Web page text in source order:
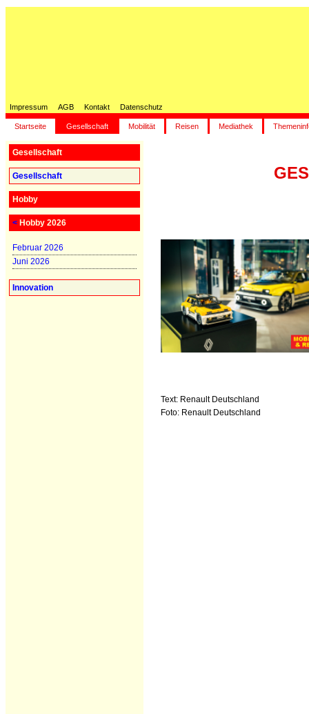
Impressum AGB Kontakt Datenschutz
Startseite Gesellschaft Mobilität Reisen Mediathek
Gesellschaft
Gesellschaft
Hobby
< Hobby 2026
Februar 2026
Juni 2026
Innovation
Text: Renault Deutschland
Foto: Renault Deutschland